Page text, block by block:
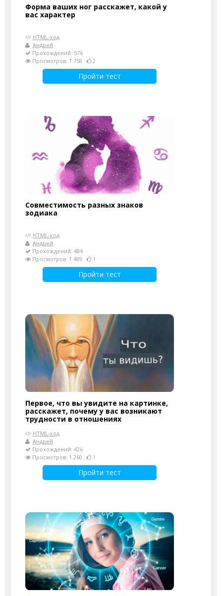
Форма ваших ног расскажет, какой у
вас характер
HTML-код
Андрей
Прохождений: 576
Просмотров: 1 758
2
Пройти тест
Совместимость разных знаков
зодиака
HTML-код
Андрей
Прохождений: 484
Просмотров: 1 489
1
Пройти тест
Первое, что вы увидите на картинке,
расскажет, почему у вас возникают
трудности в отношениях
HTML-код
Андрей
Прохождений: 426
Просмотров: 1 260
1
Пройти тест